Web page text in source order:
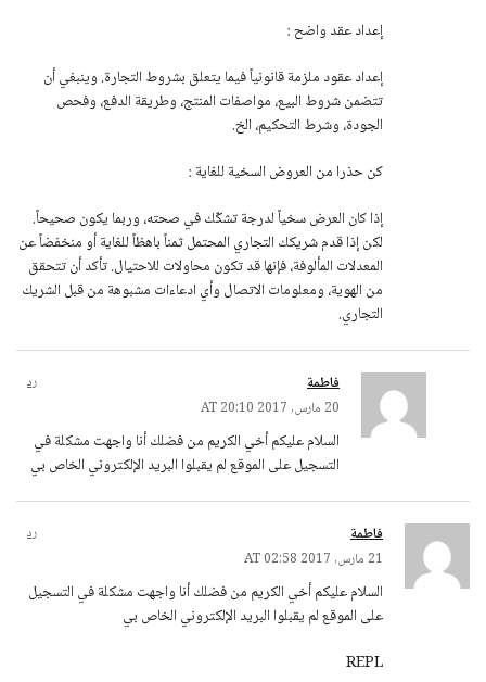
إعداد عقد واضح :
إعداد عقود ملزمة قانونياً فيما يتعلق بشروط التجارة. وينبغي أن
تتضمن شروط البيع، مواصفات المنتج، وطريقة الدفع، وفحص
الجودة، وشرط التحكيم، الخ.
كن حذرا من العروض السخية للغاية :
إذا كان العرض سخياً لدرجة تشكّك في صحته، وربما يكون صحيحاً.
لكن إذا قدم شريكك التجاري المحتمل ثمناً باهظاً للغاية أو منخفضاً عن
المعدلات المألوفة، فإنها قد تكون محاولات للاحتيال. تأكد أن تتحقق
من الهوية، ومعلومات الاتصال وأي ادعاءات مشبوهة من قبل الشريك
التجاري.
فاطمة
20 مارس, 2017 AT 20:10
رد
السلام عليكم أخي الكريم من فضلك أنا واجهت مشكلة في
التسجيل على الموقع لم يقبلوا البريد الإلكتروني الخاص بي
فاطمة
21 مارس, 2017 AT 02:58
رد
السلام عليكم أخي الكريم من فضلك أنا واجهت مشكلة في التسجيل
على الموقع لم يقبلوا البريد الإلكتروني الخاص بي
REPL